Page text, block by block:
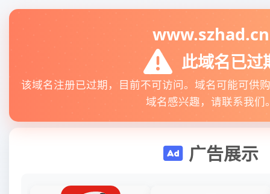
www.szhad.cn
此域名已过
该域名注册已过期，目前不可访问。域名可能可供
域名感兴趣，请联系我们
广告展示